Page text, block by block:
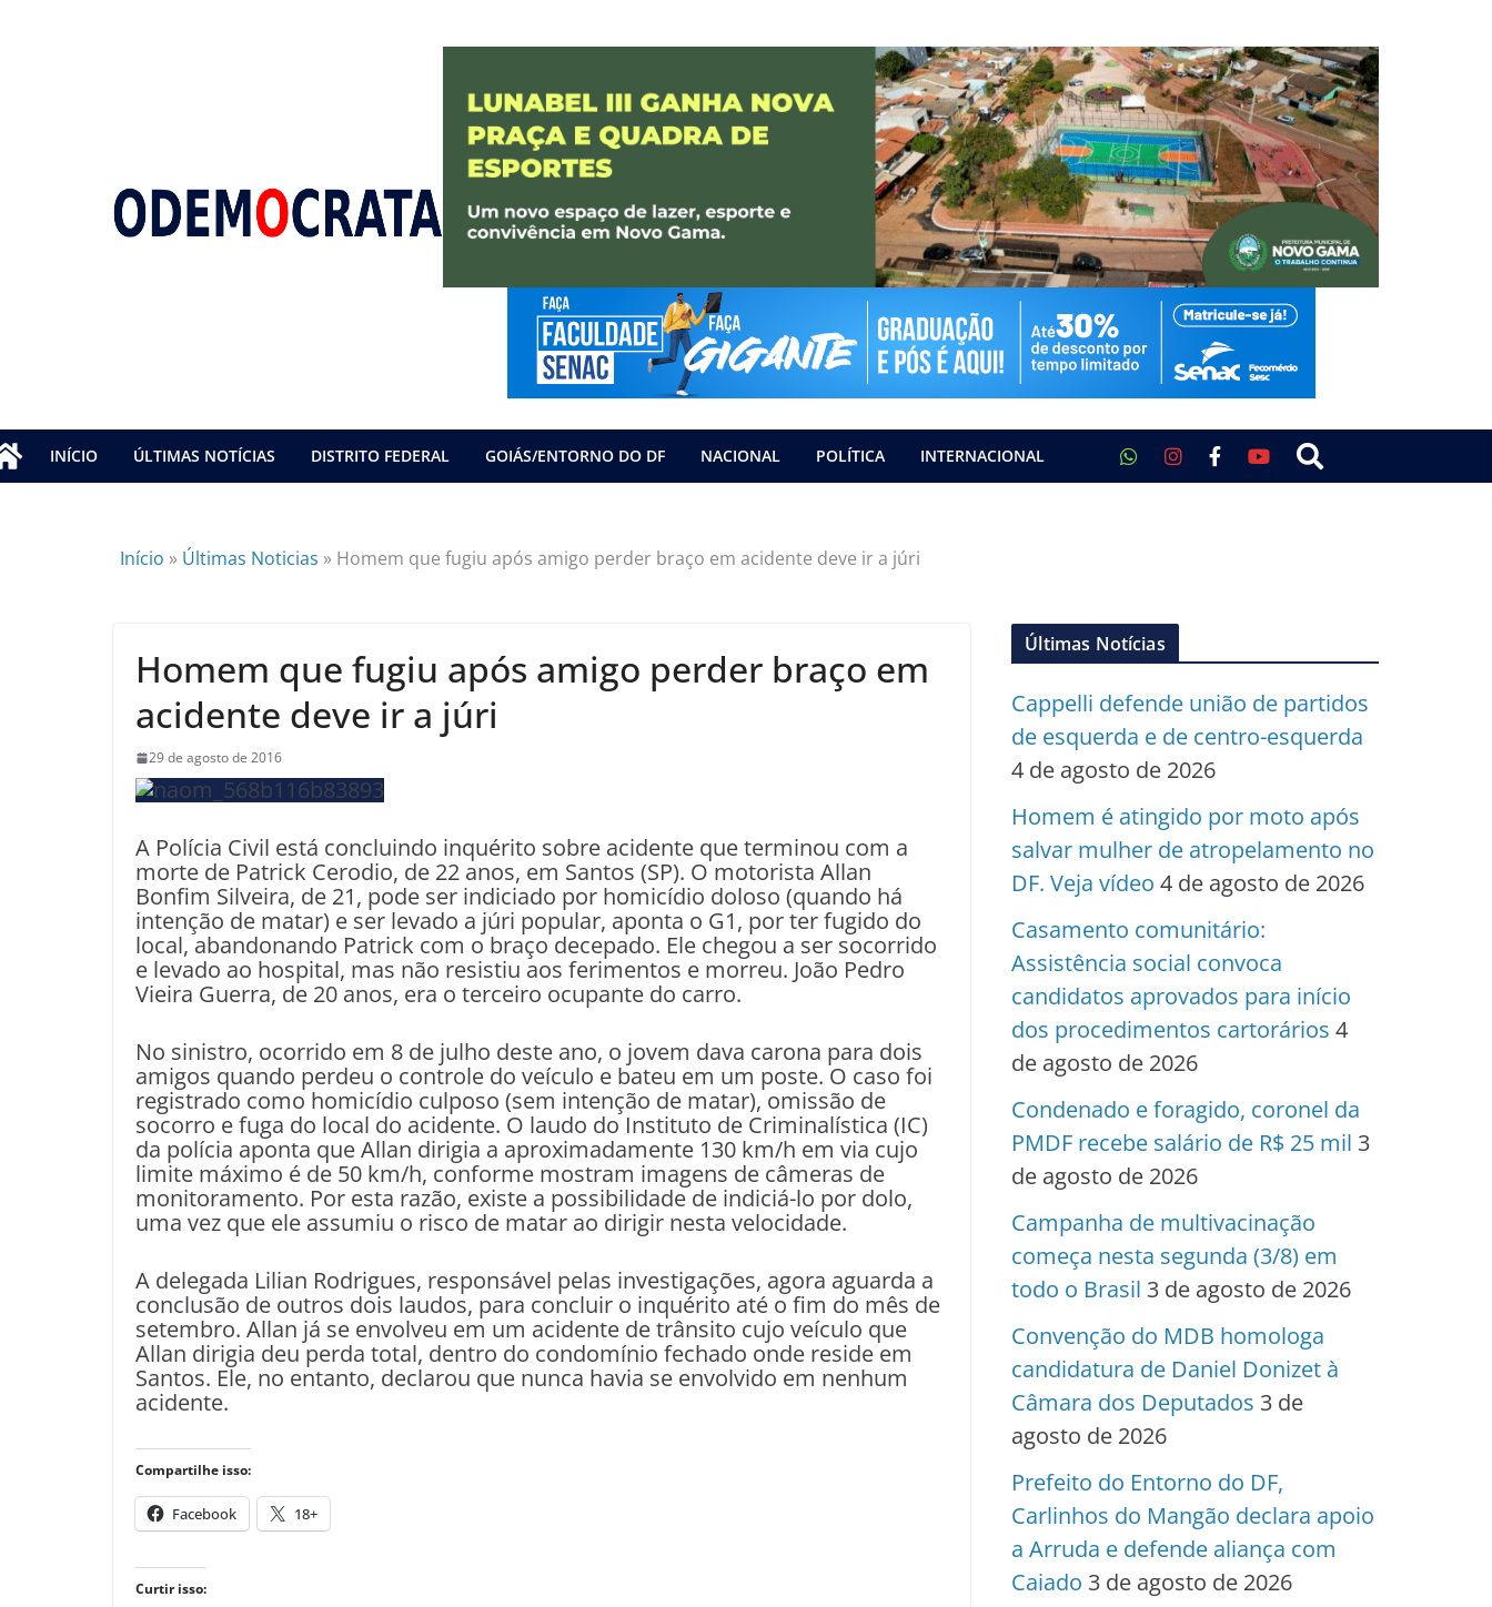
INÍCIO ÚLTIMAS NOTÍCIAS DISTRITO FEDERAL GOIÁS/ENTORNO DO DF NACIONAL POLÍTICA INTERNACIONAL
Início » Últimas Noticias » Homem que fugiu após amigo perder braço em acidente deve ir a júri
Homem que fugiu após amigo perder braço em
acidente deve ir a júri
29 de agosto de 2016
A Polícia Civil está concluindo inquérito sobre acidente que terminou com a
morte de Patrick Cerodio, de 22 anos, em Santos (SP). O motorista Allan
Bonfim Silveira, de 21, pode ser indiciado por homicídio doloso (quando há
intenção de matar) e ser levado a júri popular, aponta o G1, por ter fugido do
local, abandonando Patrick com o braço decepado. Ele chegou a ser socorrido
e levado ao hospital, mas não resistiu aos ferimentos e morreu. João Pedro
Vieira Guerra, de 20 anos, era o terceiro ocupante do carro.
No sinistro, ocorrido em 8 de julho deste ano, o jovem dava carona para dois
amigos quando perdeu o controle do veículo e bateu em um poste. O caso foi
registrado como homicídio culposo (sem intenção de matar), omissão de
socorro e fuga do local do acidente. O laudo do Instituto de Criminalística (IC)
da polícia aponta que Allan dirigia a aproximadamente 130 km/h em via cujo
limite máximo é de 50 km/h, conforme mostram imagens de câmeras de
monitoramento. Por esta razão, existe a possibilidade de indiciá-lo por dolo,
uma vez que ele assumiu o risco de matar ao dirigir nesta velocidade.
A delegada Lilian Rodrigues, responsável pelas investigações, agora aguarda a
conclusão de outros dois laudos, para concluir o inquérito até o fim do mês de
setembro. Allan já se envolveu em um acidente de trânsito cujo veículo que
Allan dirigia deu perda total, dentro do condomínio fechado onde reside em
Santos. Ele, no entanto, declarou que nunca havia se envolvido em nenhum
acidente.
Compartilhe isso:
Facebook 18+
Curtir isso:
Últimas Notícias
Cappelli defende união de partidos
de esquerda e de centro-esquerda
4 de agosto de 2026
Homem é atingido por moto após
salvar mulher de atropelamento no
DF. Veja vídeo 4 de agosto de 2026
Casamento comunitário:
Assistência social convoca
candidatos aprovados para início
dos procedimentos cartorários 4
de agosto de 2026
Condenado e foragido, coronel da
PMDF recebe salário de R$ 25 mil 3
de agosto de 2026
Campanha de multivacinação
começa nesta segunda (3/8) em
todo o Brasil 3 de agosto de 2026
Convenção do MDB homologa
candidatura de Daniel Donizet à
Câmara dos Deputados 3 de
agosto de 2026
Prefeito do Entorno do DF,
Carlinhos do Mangão declara apoio
a Arruda e defende aliança com
Caiado 3 de agosto de 2026